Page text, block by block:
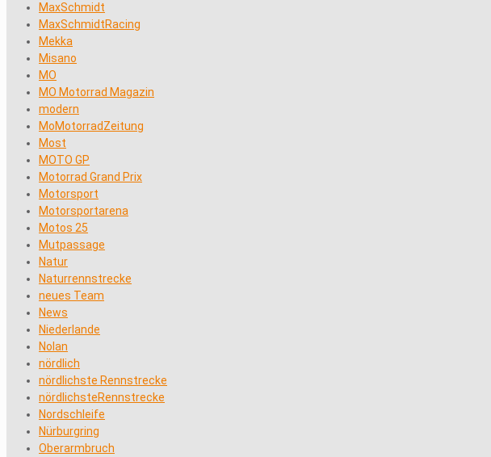
MaxSchmidt
MaxSchmidtRacing
Mekka
Misano
MO
MO Motorrad Magazin
modern
MoMotorradZeitung
Most
MOTO GP
Motorrad Grand Prix
Motorsport
Motorsportarena
Motos 25
Mutpassage
Natur
Naturrennstrecke
neues Team
News
Niederlande
Nolan
nördlich
nördlichste Rennstrecke
nördlichsteRennstrecke
Nordschleife
Nürburgring
Oberarmbruch